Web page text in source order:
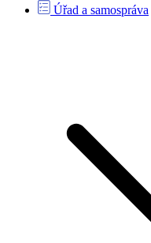
Úřad a samospráva